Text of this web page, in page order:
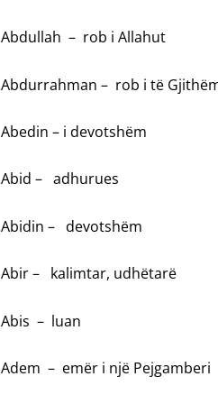
Abdullah – rob i Allahut
Abdurrahman – rob i të
Abedin – i devotshëm
Abid – adhurues
Abidin – devotshëm
Abir – kalimtar, udhëtarë
Abis – luan
Adem – emër i një Pejgamberi